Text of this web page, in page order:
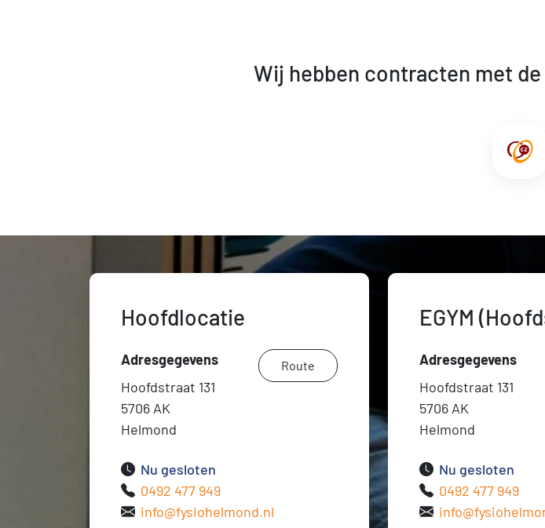
Wij hebben contracten met
Hoofdlocatie
Adresgegevens
Hoofdstraat 131
5706 AK
Helmond
Route
Nu gesloten
0492 477 949
info@fysiohelmond.nl
EGYM
Adresgegevens
Hoofdstraat 131
5706 AK
Helmond
Nu gesloten
0492 477 949